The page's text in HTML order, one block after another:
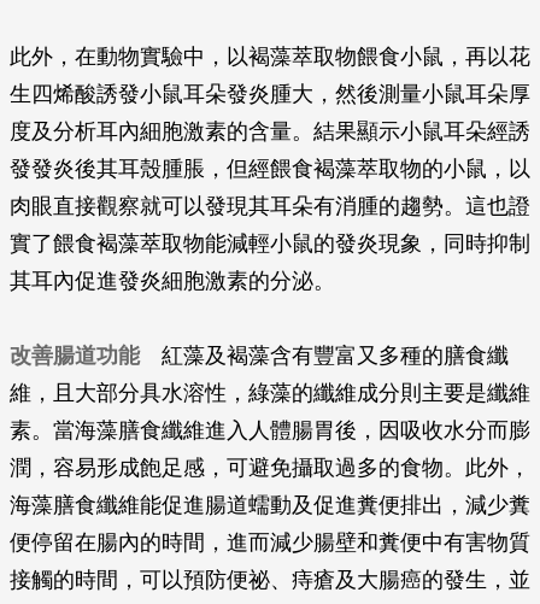
此外，在動物實驗中，以褐藻萃取物餵食小鼠，再以花
生四烯酸誘發小鼠耳朵發炎腫大，然後測量小鼠耳朵厚
度及分析耳內細胞激素的含量。結果顯示小鼠耳朵經誘
發發炎後其耳殼腫脹，但經餵食褐藻萃取物的小鼠，以
肉眼直接觀察就可以發現其耳朵有消腫的趨勢。這也證
實了餵食褐藻萃取物能減輕小鼠的發炎現象，同時抑制
其耳內促進發炎細胞激素的分泌。
改善腸道功能紅藻及褐藻含有豐富又多種的膳食纖
維，且大部分具水溶性，綠藻的纖維成分則主要是纖維
素。當海藻膳食纖維進入人體腸胃後，因吸收水分而膨
潤，容易形成飽足感，可避免攝取過多的食物。此外，
海藻膳食纖維能促進腸道蠕動及促進糞便排出，減少糞
便停留在腸內的時間，進而減少腸壁和糞便中有害物質
接觸的時間，可以預防便祕、痔瘡及大腸癌的發生，並